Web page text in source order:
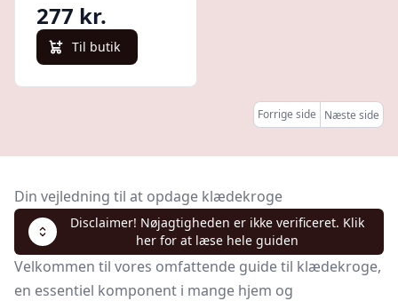
277 kr.
Til butik
Forrige side Næste side
Din vejledning til at opdage klædekroge
Disclaimer! Nøjagtigheden er ikke verificeret. Klik
her for at læse hele guiden
Velkommen til vores omfattende guide til klædekroge,
en essentiel komponent i mange hjem og